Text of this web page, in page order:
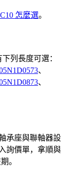
怎麼選。
列長度可選：
、
、
承座與聯軸器設
詢價單，拿順與
。